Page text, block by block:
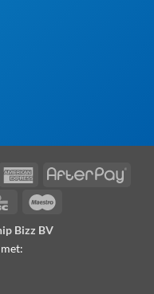
American
Express
KBC
Bizz BV